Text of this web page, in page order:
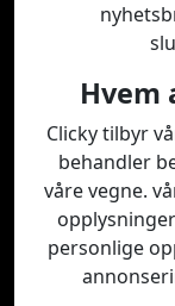
Hvem
Clicky tilbyr
behandler
våre vegne.
personlige